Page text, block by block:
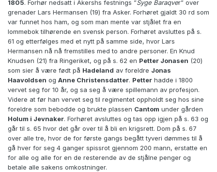
1805. Forhør nedsatt i Akershs festnings ”Syge Baraqver” over
grenader Lars Hermansen (19) fra Asker. Forhøret gjaldt 30 rd som
var funnet hos ham, og som man mente var stjålet fra en
lommebok tilhørende en svensk person. Forhøret avsluttes på s.
61 og etterfølges med et nytt på samme side, hvor Lars
Hermansen nå nå fremstilles med to andre personer. En Knud
Knudsen (21) fra Ringeriket, og på s. 62 en Petter Jonasen (20)
som sier å være født på Hadeland av foreldre Jonas
Haavoldsen og Anne Christensdatter. Petter hadde i 1800
vervet seg for 10 år, og sa seg å være spillemann av profesjon.
Videre at før han vervet seg til regimentet oppholdt seg hos sine
foreldre som bebodde og brukte plassen Cantom under gården
Holum i Jevnaker. Forhøret avsluttes og tas opp igjen på s. 63 og
går til s. 65 hvor det går over til å bli en krigsrett. Dom på s. 67
over alle tre, hvor de for første gangs begått tyveri dømmes til å
gå hver for seg 4 ganger spissrot gjennom 200 mann, erstatte en
for alle og alle for en de resterende av de stjålne penger og
betale alle sakens omkostninger.